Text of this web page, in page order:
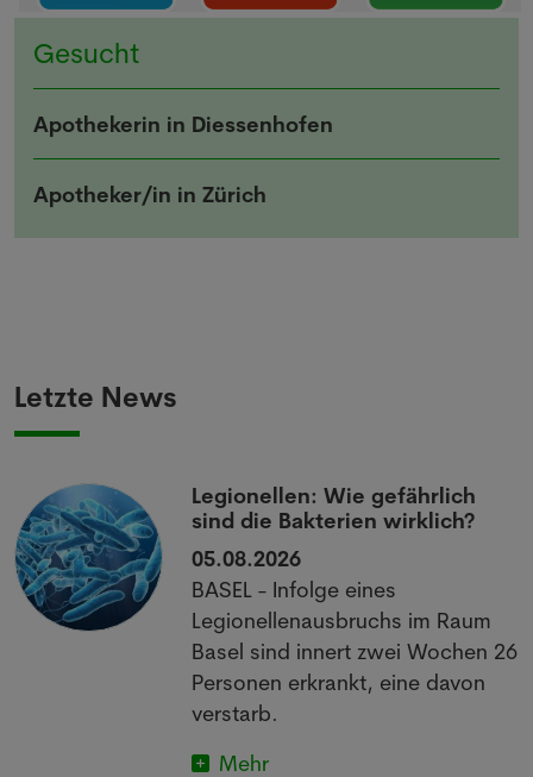
Gesucht
Apothekerin in Diessenhofen
Apotheker/in in Zürich
Letzte News
Legionellen: Wie gefährlich
sind die Bakterien wirklich?
05.08.2026
BASEL - Infolge eines
Legionellenausbruchs im Raum
Basel sind innert zwei Wochen 26
Personen erkrankt, eine davon
verstarb.
Mehr
Melde dich kostenlos für unseren Newsletter
an und erhalte einmal pro Woche die neusten
Stellenangebote und News aus der Welt der
Pharmazie und Medizin.